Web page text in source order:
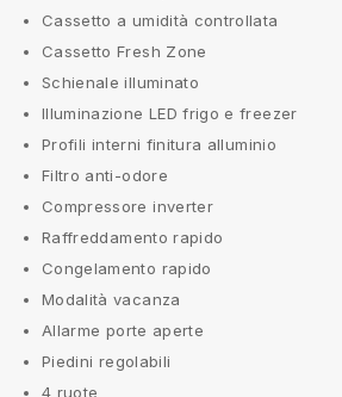
Cassetto a umidità controllata
Cassetto Fresh Zone
Schienale illuminato
Illuminazione LED frigo e freezer
Profili interni finitura alluminio
Filtro anti-odore
Compressore inverter
Raffreddamento rapido
Congelamento rapido
Modalità vacanza
Allarme porte aperte
Piedini regolabili
4 ruote